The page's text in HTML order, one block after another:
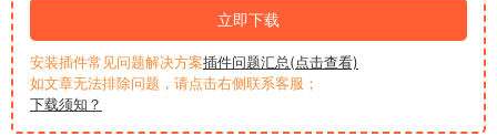
立即下载
安装插件常见问题解决方案插件问题汇总(点击查看)
如文章无法排除问题，请点击右侧联系客服；
下载须知？